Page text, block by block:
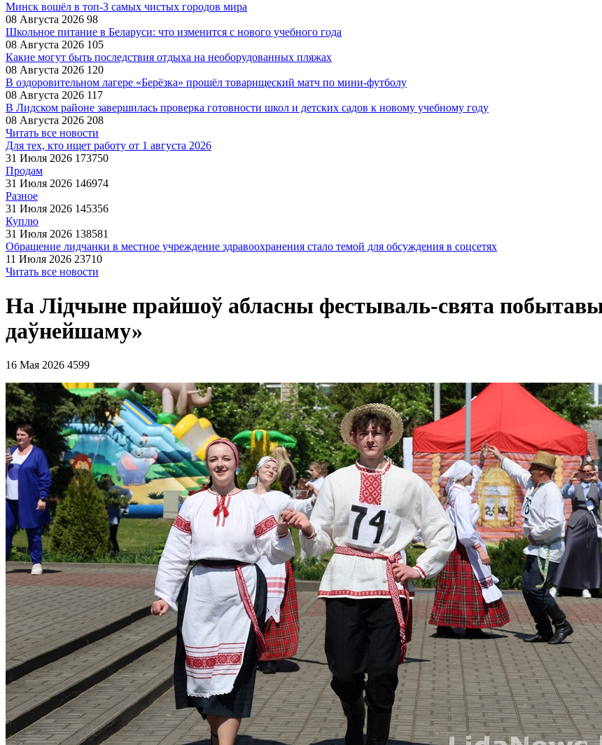
Минск вошёл в топ-3 самых чистых городов мира
08 Августа 2026 98
Школьное питание в Беларуси: что изменится с нового учебного года
08 Августа 2026 105
Какие могут быть последствия отдыха на необорудованных пляжах
08 Августа 2026 120
В оздоровительном лагере «Берёзка» прошёл товарищеский матч по мини-футболу
08 Августа 2026 117
В Лидском районе завершилась проверка готовности школ и детских садов к новому учебному году
08 Августа 2026 208
Читать все новости
Для тех, кто ищет работу от 1 августа 2026
31 Июля 2026 173750
Продам
31 Июля 2026 146974
Разное
31 Июля 2026 145356
Куплю
31 Июля 2026 138581
Обращение лидчанки в местное учреждение здравоохранения стало темой для обсуждения в соцсетях
11 Июля 2026 23710
Читать все новости
На Лідчыне прайшоў абласны фестываль-свята
даўнейшаму»
16 Мая 2026 4599